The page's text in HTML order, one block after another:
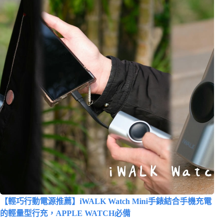
【輕巧行動電源推薦】iWALK Watch Mini手錶結合手機充電
的輕量型行充，APPLE WATCH必備